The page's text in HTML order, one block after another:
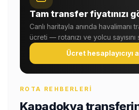
Tam transfer fiyatınızı
Canlı haritayla anında havalimanı
ücreti — rotanızı ve yolcu sayısını
Ücret hesaplayıcıyı
ROTA REHBERLERI
Kapadokya